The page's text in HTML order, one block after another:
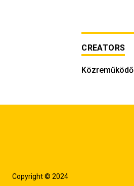
CREATORS
Közreműködő
Copyright © 2024